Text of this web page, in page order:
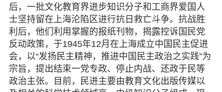
后，一批文化教育界进步知识分子和工商界爱国人
士坚持留在上海沦陷区进行抗日救亡斗争。抗战胜
利后，他们利用掌握的报纸刊物，揭露控诉国民党
反动政策，于1945年12月在上海成立中国民主促进
会，以“发扬民主精神，推进中国民主政治之实践”为
宗旨，提出结束一党专政、停止内战、还政于民等
政治主张。目前，民进主要由教育文化出版传媒以